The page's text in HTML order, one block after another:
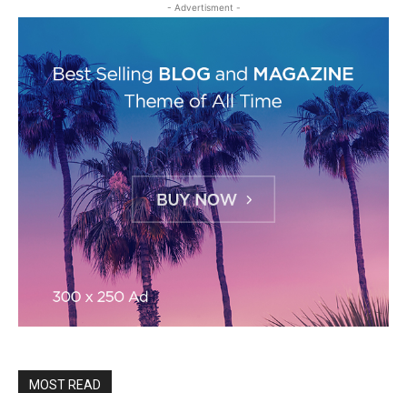
- Advertisment -
MOST READ